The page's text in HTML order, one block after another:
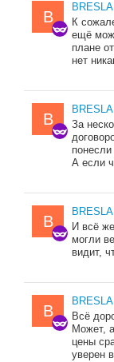
B
К
ещё
плане
нет
B
За
А если
B
И всё
могли
видит,
B
Всё
Может,
цены
уверен